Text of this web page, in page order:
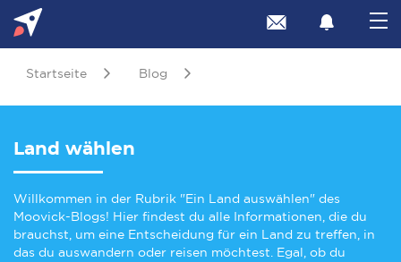
Startseite Blog
Land wählen
Willkommen in der Rubrik "Ein Land auswählen" des
Moovick-Blogs! Hier findest du alle Informationen, die du
brauchst, um eine Entscheidung für ein Land zu treffen, in
das du auswandern oder reisen möchtest. Egal, ob du